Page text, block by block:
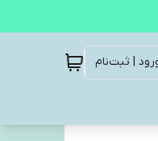
| ثبت‌نام